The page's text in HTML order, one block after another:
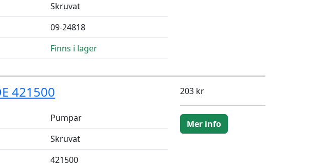
Skruvat
09-24818
Finns i lager
421500
Pumpar
Skruvat
421500
203 kr
Mer info